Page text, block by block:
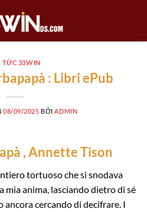
TỨC 33WIN
: Libri ePub
08/09/2025 BỞI ADMIN
, Annette Tison
tortuoso che si snodava
mia anima, lasciando dietro di sé
ancora cercando di decifrare. I